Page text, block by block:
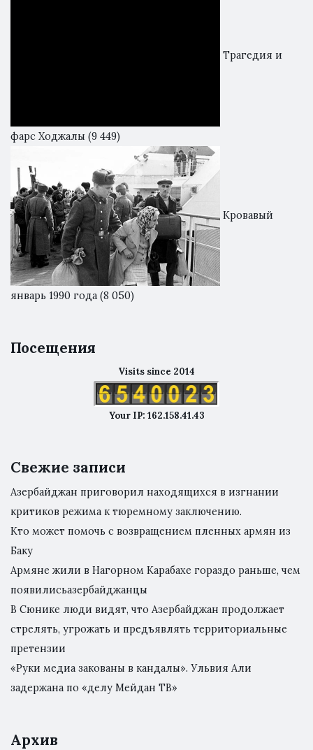
Трагедия и
фарс Ходжалы (9 449)
Кровавый
январь 1990 года (8 050)
Посещения
Visits since 2014
Your IP: 162.158.41.43
Свежие записи
Азербайджан приговорил находящихся в изгнании
критиков режима к тюремному заключению.
Кто может помочь с возвращением пленных армян из
Баку
Армяне жили в Нагорном Карабахе гораздо раньше, чем
появилисьазербайджанцы
В Сюнике люди видят, что Азербайджан продолжает
стрелять, угрожать и предъявлять территориальные
претензии
«Руки медиа закованы в кандалы». Ульвия Али
задержана по «делу Мейдан ТВ»
Архив